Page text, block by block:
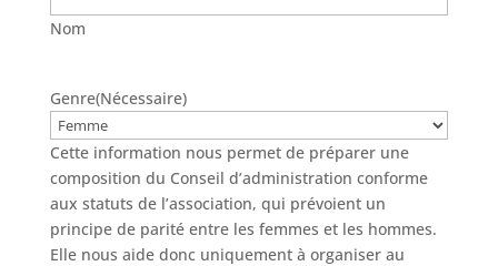
Nom
Genre(Nécessaire)
Cette information nous permet de préparer une
composition du Conseil d’administration conforme
aux statuts de l’association, qui prévoient un
principe de parité entre les femmes et les hommes.
Elle nous aide donc uniquement à organiser au